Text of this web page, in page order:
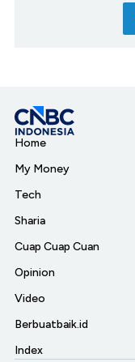
Home
My Money
Tech
Sharia
Cuap Cuap Cuan
Opinion
Video
Berbuatbaik.id
Index